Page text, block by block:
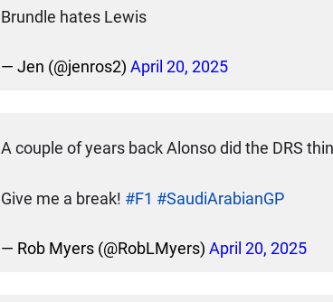
Brundle hates Lewis
— Jen (@jenros2) April 20, 2025
A couple of years back Alonso did the DRS
Give me a break! #F1 #SaudiArabianGP
— Rob Myers (@RobLMyers) April 20, 2025